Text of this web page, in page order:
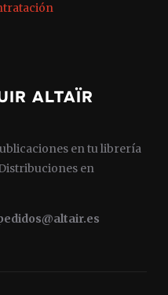
ALTAÏR
en tu librería
en